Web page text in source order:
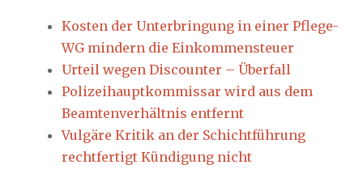
Kosten der Unterbringung in einer Pflege-
WG mindern die Einkommensteuer
Urteil wegen Discounter – Überfall
Polizeihauptkommissar wird aus dem
Beamtenverhältnis entfernt
Vulgäre Kritik an der Schichtführung
rechtfertigt Kündigung nicht